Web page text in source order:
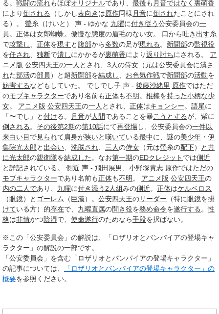
る。 戦闘の流れもほぼオリジナルであり、 最後も 月音ではなく 裏萌香
により倒される （しかし表向き は原作同様月音に倒されたことにされ
る）。 螢糸（けいと） 声 - ゆかな 九曜に付き従う公安委員会の一
員。 正体は女郎蜘蛛。 傲慢な態度の眉毛のない女。 口から吐き出す糸
で攻撃し、 正体を現すと 腹部から多数の足が現れる。 新聞部の監視役
を任され、 独断で潰しにかかるが裏萌香により返り討ちにされる。 ア
ニメ版 公安四天王の一人 とされ、3人の侍女 （元は公安委員会に潰さ
れた部活の部員 ）と超新聞部を結成し、 お色気作戦で新聞部の活動を
妨害するなどもしていた。 でしでし子 声 - 後藤沙緒里 原作ではただ
のモブキャラクターであり名前も正体も不明。 棍棒を持った小柄な少
女。 アニメ版 公安四天王の一人 とされ、 正体はキョンシー。 語尾に
「〜でし」と付ける。 月音が人間であることを暴こうとするが、紫に
倒される。 その後第2期の第10話にて再登場し、公安委員会の一件以
来白い目 で見られて肩身が狭いと嘆いている最中に、謎の美少年 ・ 伊
集院光太郎と 出会い、 洗脳され、 三人の侍女 （元は螢糸の配下）
と共
に光太郎の親衛隊を結成した。なお第一期のEDクレジット では側近
と詳記されている。 側近 声 - 飛田展男、 小野塚貴志 原作ではただの
モブキャラクターであり名前も正体も不明。 アニメ版 公安四天王の
内の二人であり、 九曜に付き添う2人組みの側近。 正体はケルベロス
（眼鏡）と ゴーレム （巨漢）。 公安四天王のリーダー （特に眼鏡を掛
けている方）的存在で、 九曜直属の聞き役を務め命令を遂行する。性
格は非情かつ陰湿で、 使命遂行のためなら手段を択ばない。
※この「公安委員会」の解説は、「ロザリオとバンパイアの登場キャ
ラクター」の解説の一部です。
「公安委員会」を含む「ロザリオとバンパイアの登場キャラクター」
の記事については、
「ロザリオとバンパイアの登場キャラクター」の
概要を参照ください。